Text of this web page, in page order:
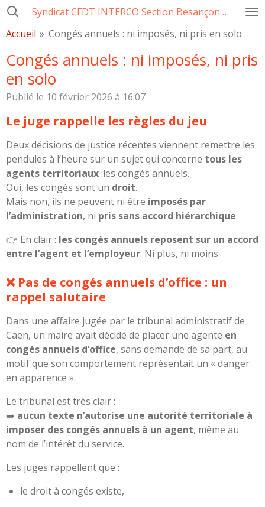
Passer
contenu
principal
Syndicat CFDT INTERCO Section Besançon Ville-CCAS-GBM
Accueil » Congés annuels : ni imposés, ni pris en solo
Congés annuels : ni imposés, ni pris
en solo
Publié le 10 février 2026 à 16:07
Le juge rappelle les règles du jeu
Deux décisions de justice récentes viennent remettre les
pendules à l’heure sur un sujet qui concerne tous les
agents territoriaux:les congés annuels.
Oui, les congés sont un droit.
Mais non, ils ne peuvent ni être imposés par
l’administration, ni pris sans accord hiérarchique.
👉 En clair : les congés annuels reposent sur un accord
entre l’agent et l’employeur. Ni plus, ni moins.
❌ Pas de congés annuels d’office : un
rappel salutaire
Dans une affaire jugée par le tribunal administratif de
Caen, un maire avait décidé de placer une agente en
congés annuels d’office, sans demande de sa part, au
motif que son comportement représentait un « danger
en apparence ».
Le tribunal est très clair :
➡️ aucun texte n’autorise une autorité territoriale à
imposer des congés annuels à un agent, même au
nom de l’intérêt du service.
Les juges rappellent que :
le droit à congés existe,